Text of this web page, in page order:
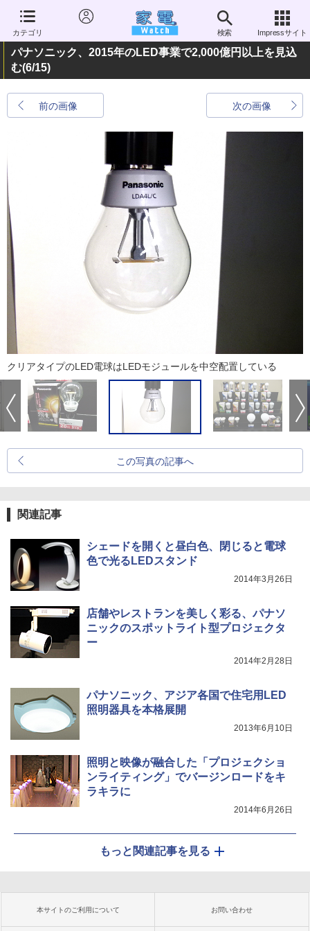
カテゴリ 検索 Impressサイト
パナソニック、2015年のLED事業で2,000億円以上を見込
む(6/15)
前の画像 次の画像
クリアタイプのLED電球はLEDモジュールを中空配置している
この写真の記事へ
関連記事
シェードを開くと昼白色、閉じると電球
色で光るLEDスタンド
2014年3月26日
店舗やレストランを美しく彩る、パナソ
ニックのスポットライト型プロジェクタ
ー
2014年2月28日
パナソニック、アジア各国で住宅用LED
照明器具を本格展開
2013年6月10日
照明と映像が融合した「プロジェクショ
ンライティング」でバージンロードをキ
ラキラに
2014年6月26日
もっと関連記事を見る
本サイトのご利用について お問い合わせ